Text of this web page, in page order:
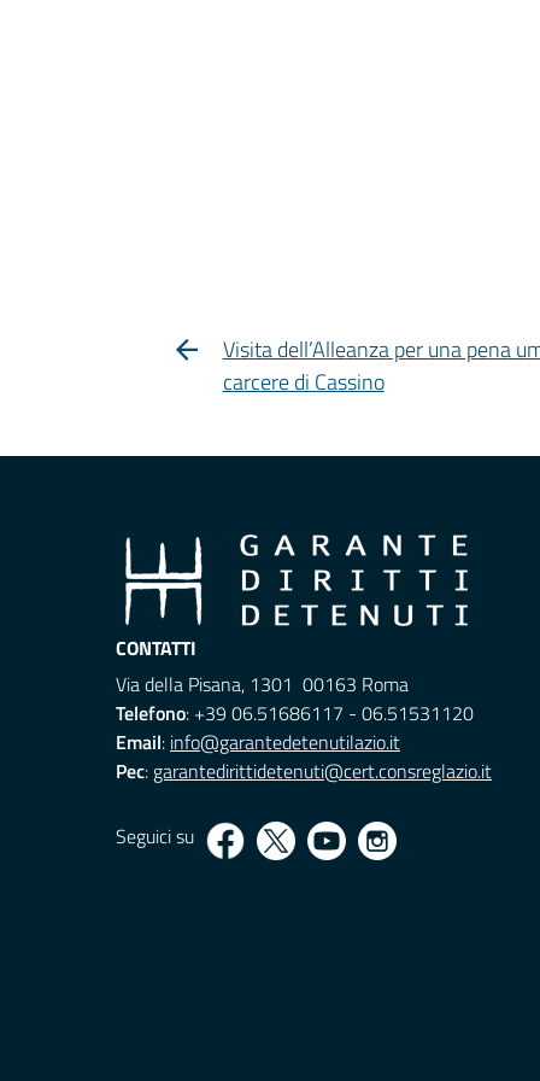
Visita dell’Alleanza per una pena
carcere di Cassino
CONTATTI
Via della Pisana, 1301 00163 Roma
Telefono: +39 06.51686117 - 06.51531120
Email: info@garantedetenutilazio.it
Pec: garantedirittidetenuti@cert.consreglazio.it
Seguici su